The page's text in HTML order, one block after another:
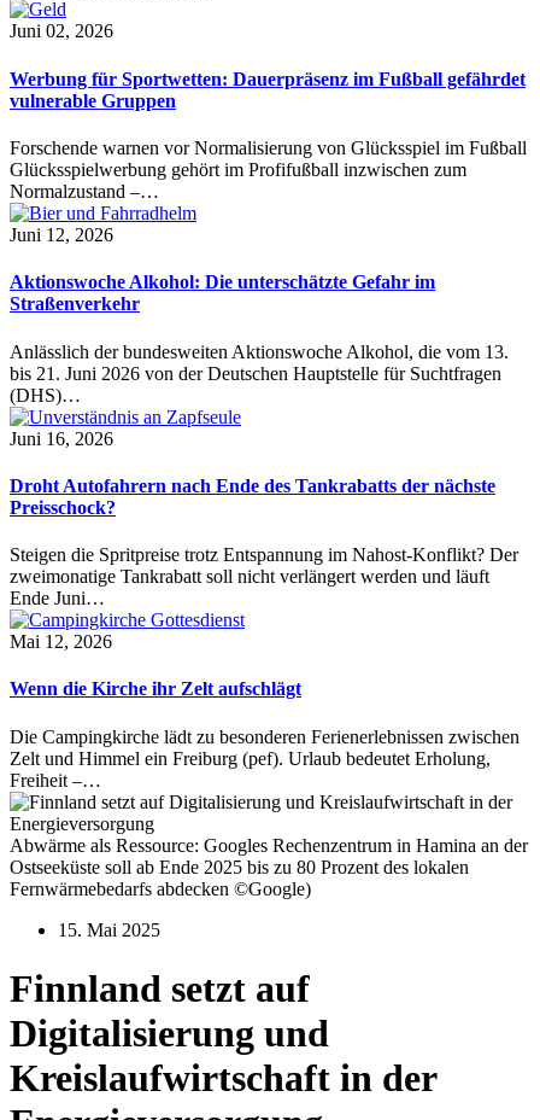
Juni 02, 2026
Werbung für Sportwetten: Dauerpräsenz im Fußball gefährdet
vulnerable Gruppen
Forschende warnen vor Normalisierung von Glücksspiel im Fußball
Glücksspielwerbung gehört im Profifußball inzwischen zum
Normalzustand –…
Juni 12, 2026
Aktionswoche Alkohol: Die unterschätzte Gefahr im
Straßenverkehr
Anlässlich der bundesweiten Aktionswoche Alkohol, die vom 13.
bis 21. Juni 2026 von der Deutschen Hauptstelle für Suchtfragen
(DHS)…
Juni 16, 2026
Droht Autofahrern nach Ende des Tankrabatts der nächste
Preisschock?
Steigen die Spritpreise trotz Entspannung im Nahost-Konflikt? Der
zweimonatige Tankrabatt soll nicht verlängert werden und läuft
Ende Juni…
Mai 12, 2026
Wenn die Kirche ihr Zelt aufschlägt
Die Campingkirche lädt zu besonderen Ferienerlebnissen zwischen
Zelt und Himmel ein Freiburg (pef). Urlaub bedeutet Erholung,
Freiheit –…
Abwärme als Ressource: Googles Rechenzentrum in Hamina an der
Ostseeküste soll ab Ende 2025 bis zu 80 Prozent des lokalen
Fernwärmebedarfs abdecken ©Google)
15. Mai 2025
Finnland setzt auf
Digitalisierung und
Kreislaufwirtschaft in der